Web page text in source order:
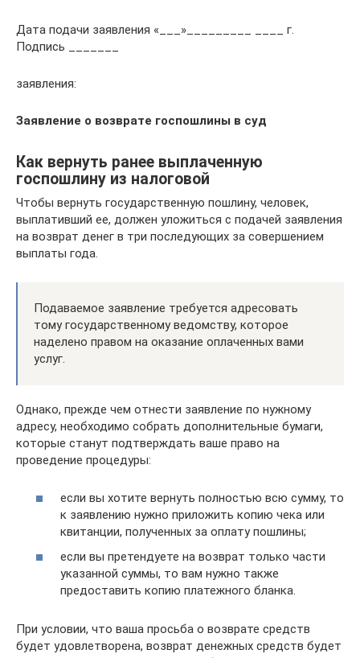
Дата подачи заявления «___»_________ ____ г.
Подпись _______
заявления:
Заявление о возврате госпошлины в суд
Как вернуть ранее выплаченную
госпошлину из налоговой
Чтобы вернуть государственную пошлину, человек,
выплативший ее, должен уложиться с подачей заявления
на возврат денег в три последующих за совершением
выплаты года.
Подаваемое заявление требуется адресовать
тому государственному ведомству, которое
наделено правом на оказание оплаченных вами
услуг.
Однако, прежде чем отнести заявление по нужному
адресу, необходимо собрать дополнительные бумаги,
которые станут подтверждать ваше право на
проведение процедуры:
если вы хотите вернуть полностью всю сумму, то
к заявлению нужно приложить копию чека или
квитанции, полученных за оплату пошлины;
если вы претендуете на возврат только части
указанной суммы, то вам нужно также
предоставить копию платежного бланка.
При условии, что ваша просьба о возврате средств
будет удовлетворена, возврат денежных средств будет